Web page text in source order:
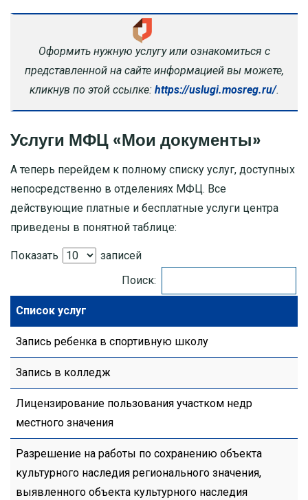
Оформить нужную услугу или ознакомиться с
представленной на сайте информацией вы можете,
кликнув по этой ссылке: https://uslugi.mosreg.ru/.
Услуги МФЦ «Мои документы»
А теперь перейдем к полному списку услуг, доступных
непосредственно в отделениях МФЦ. Все
действующие платные и бесплатные услуги центра
приведены в понятной таблице:
Показать
записей
Поиск:
Список услуг
Запись ребенка в спортивную школу
Запись в колледж
Лицензирование пользования участком недр
местного значения
Разрешение на работы по сохранению объекта
культурного наследия регионального значения,
выявленного объекта культурного наследия